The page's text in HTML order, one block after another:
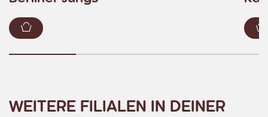
Zum Warenkorb hinzufügen
WEITERE FILIALEN IN DEINER